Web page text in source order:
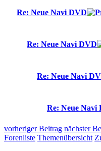
Re: Neue Navi DVD
Re: Neue Navi DVD
Re: Neue Navi
Re: Neue Navi
vorheriger Beitrag nächster
Forenliste Themenübersicht